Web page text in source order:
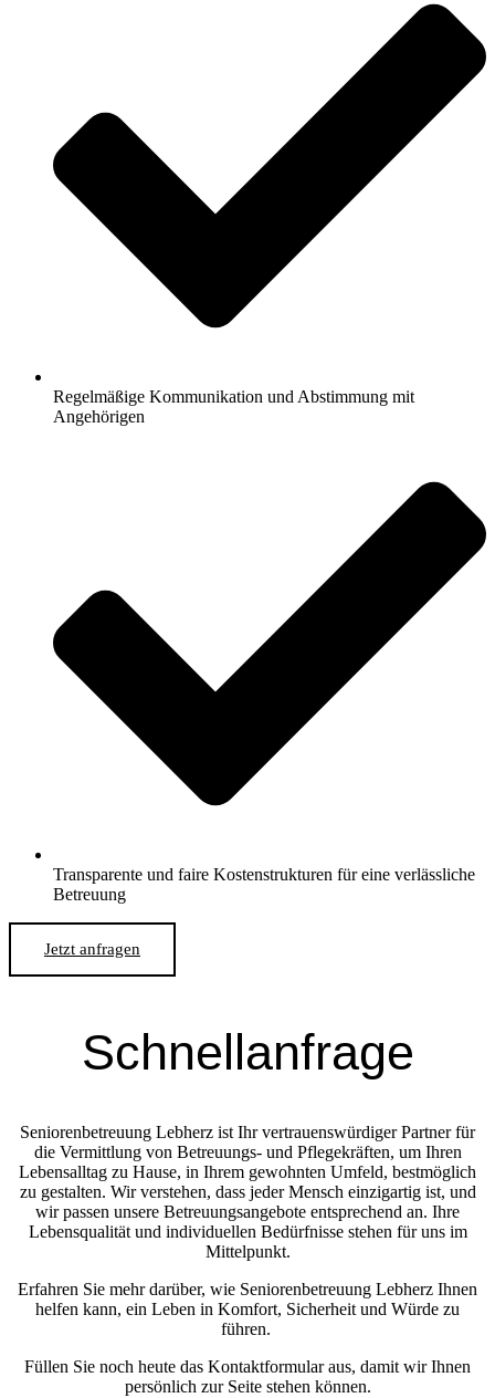
Regelmäßige Kommunikation und Abstimmung mit
Angehörigen
Transparente und faire Kostenstrukturen für eine verlässliche
Betreuung
Jetzt anfragen
Schnell­anfrage
Seniorenbetreuung Lebherz ist Ihr vertrauenswürdiger Partner für
die Vermittlung von Betreuungs- und Pflegekräften, um Ihren
Lebensalltag zu Hause, in Ihrem gewohnten Umfeld, bestmöglich
zu gestalten. Wir verstehen, dass jeder Mensch einzigartig ist, und
wir passen unsere Betreuungsangebote entsprechend an. Ihre
Lebensqualität und individuellen Bedürfnisse stehen für uns im
Mittelpunkt.
Erfahren Sie mehr darüber, wie Seniorenbetreuung Lebherz Ihnen
helfen kann, ein Leben in Komfort, Sicherheit und Würde zu
führen.
Füllen Sie noch heute das Kontaktformular aus, damit wir Ihnen
persönlich zur Seite stehen können.